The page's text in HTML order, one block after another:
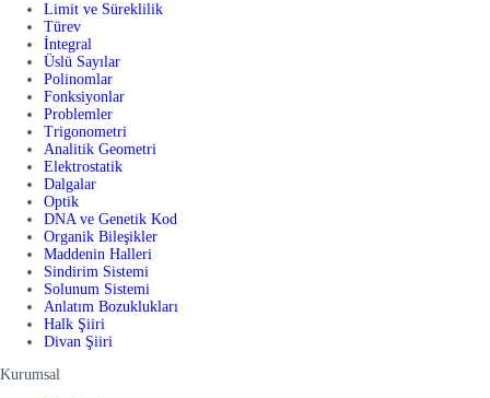
Limit ve Süreklilik
Türev
İntegral
Üslü Sayılar
Polinomlar
Fonksiyonlar
Problemler
Trigonometri
Analitik Geometri
Elektrostatik
Dalgalar
Optik
DNA ve Genetik Kod
Organik Bileşikler
Maddenin Halleri
Sindirim Sistemi
Solunum Sistemi
Anlatım Bozuklukları
Halk Şiiri
Divan Şiiri
Kurumsal